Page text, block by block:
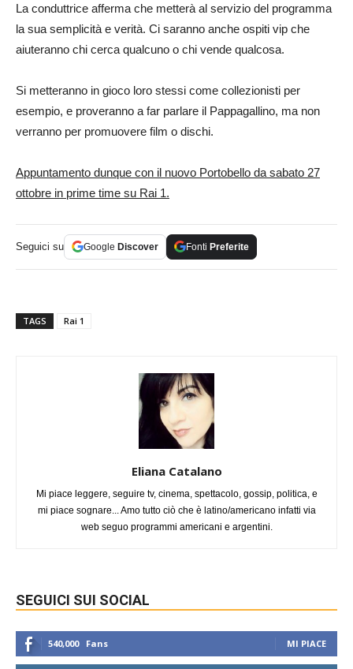
La conduttrice afferma che metterà al servizio del programma
la sua semplicità e verità. Ci saranno anche ospiti vip che
aiuteranno chi cerca qualcuno o chi vende qualcosa.
Si metteranno in gioco loro stessi come collezionisti per
esempio, e proveranno a far parlare il Pappagallino, ma non
verranno per promuovere film o dischi.
Appuntamento dunque con il nuovo Portobello da sabato 27
ottobre in prime time su Rai 1.
Seguici su Google Discover Fonti Preferite
TAGS Rai 1
Eliana Catalano
Mi piace leggere, seguire tv, cinema, spettacolo, gossip, politica, e
mi piace sognare... Amo tutto ciò che è latino/americano infatti via
web seguo programmi americani e argentini.
SEGUICI SUI SOCIAL
540,000 Fans MI PIACE